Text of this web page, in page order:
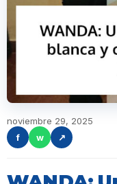
noviembre 29, 2025
f
w ↗